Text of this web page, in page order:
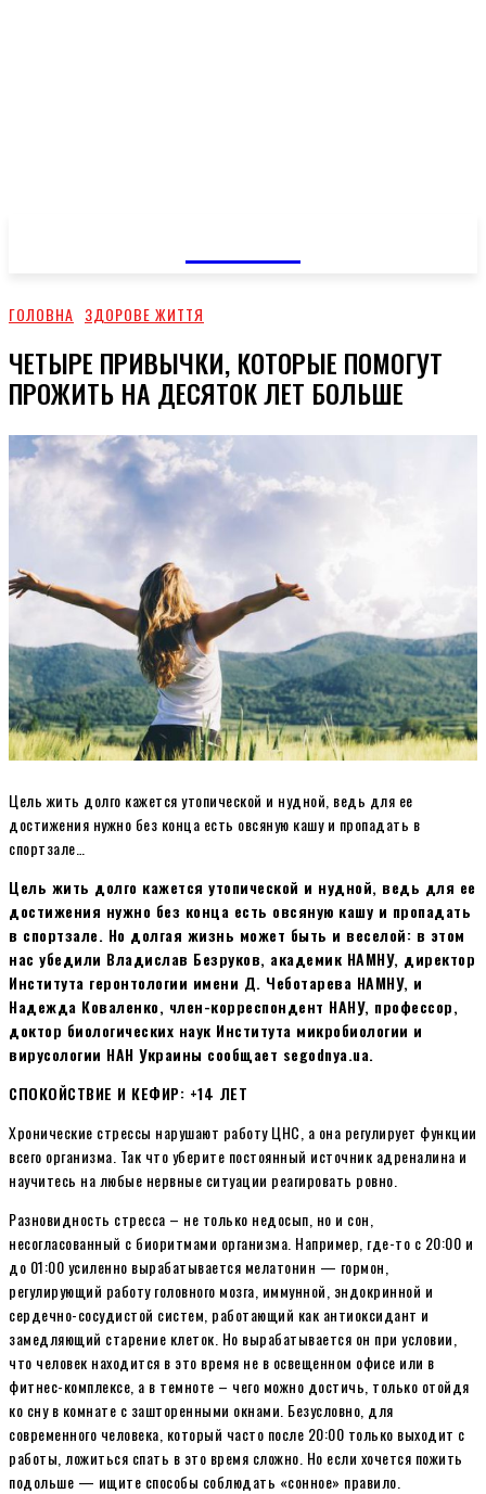
ГОЛОВНА ЗДОРОВЕ ЖИТТЯ
ЧЕТЫРЕ ПРИВЫЧКИ, КОТОРЫЕ ПОМОГУТ
ПРОЖИТЬ НА ДЕСЯТОК ЛЕТ БОЛЬШЕ
Цель жить долго кажется утопической и нудной, ведь для ее
достижения нужно без конца есть овсяную кашу и пропадать в
спортзале…
Цель жить долго кажется утопической и нудной, ведь для ее
достижения нужно без конца есть овсяную кашу и пропадать
в спортзале. Но долгая жизнь может быть и веселой: в этом
нас убедили Владислав Безруков, академик НАМНУ, директор
Института геронтологии имени Д. Чеботарева НАМНУ, и
Надежда Коваленко, член-корреспондент НАНУ, профессор,
доктор биологических наук Института микробиологии и
вирусологии НАН Украины сообщает segodnya.ua.
СПОКОЙСТВИЕ И КЕФИР: +14 ЛЕТ
Хронические стрессы нарушают работу ЦНС, а она регулирует функции
всего организма. Так что уберите постоянный источник адреналина и
научитесь на любые нервные ситуации реагировать ровно.
Разновидность стресса – не только недосып, но и сон,
несогласованный с биоритмами организма. Например, где-то с 20:00 и
до 01:00 усиленно вырабатывается мелатонин — гормон,
регулирующий работу головного мозга, иммунной, эндокринной и
сердечно-сосудистой систем, работающий как антиоксидант и
замедляющий старение клеток. Но вырабатывается он при условии,
что человек находится в это время не в освещенном офисе или в
фитнес-комплексе, а в темноте – чего можно достичь, только отойдя
ко сну в комнате с зашторенными окнами. Безусловно, для
современного человека, который часто после 20:00 только выходит с
работы, ложиться спать в это время сложно. Но если хочется пожить
подольше — ищите способы соблюдать «сонное» правило.